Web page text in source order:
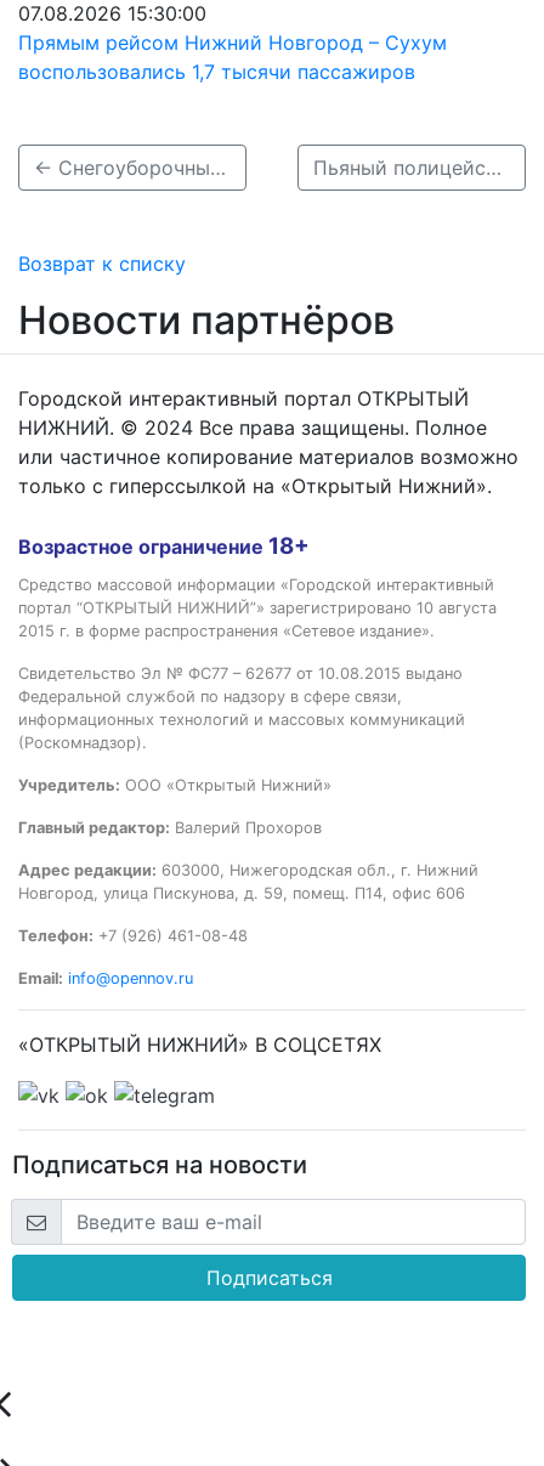
07.08.2026 15:30:00
Прямым рейсом Нижний Новгород – Сухум
воспользовались 1,7 тысячи пассажиров
← Снегоуборочный трактор протаранил припаркованный на газоне автомобиль в Дзержинске Пьяный полицейский устроил массовое ДТП в Лукояновском районе →
Возврат к списку
Новости партнёров
Городской интерактивный портал ОТКРЫТЫЙ
НИЖНИЙ. © 2024 Все права защищены. Полное
или частичное копирование материалов возможно
только с гиперссылкой на «Открытый Нижний».
Возрастное ограничение 18+
Средство массовой информации «Городской интерактивный
портал “ОТКРЫТЫЙ НИЖНИЙ”» зарегистрировано 10 августа
2015 г. в форме распространения «Сетевое издание».
Свидетельство Эл № ФС77 – 62677 от 10.08.2015 выдано
Федеральной службой по надзору в сфере связи,
информационных технологий и массовых коммуникаций
(Роскомнадзор).
Учредитель: ООО «Открытый Нижний»
Главный редактор: Валерий Прохоров
Адрес редакции: 603000, Нижегородская обл., г. Нижний
Новгород, улица Пискунова, д. 59, помещ. П14, офис 606
Телефон: +7 (926) 461-08-48
Email: info@opennov.ru
«ОТКРЫТЫЙ НИЖНИЙ» В СОЦСЕТЯХ
Подписаться на новости
Подписаться